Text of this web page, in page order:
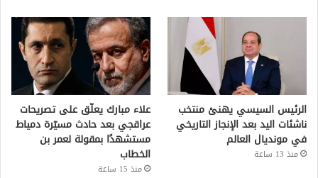
الرئيس السيسي يهنئ منتخب
ناشئات اليد بعد الإنجاز التاريخي
في مونديال العالم
منذ 13 ساعة
علاء مبارك يعلّق على تصريحات
عراقجي بعد حادث مسيّرة دمياط
مستشهدًا بمقولة لعمر بن
الخطاب
منذ 15 ساعة